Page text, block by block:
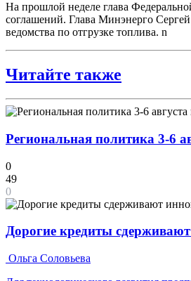
На прошлой неделе глава
соглашений. Глава Минэнерго
ведомства по отгрузке топлива. n
Читайте также
Региональная политика 3-6
0
49
0
Дорогие кредиты
Ольга Соловьева